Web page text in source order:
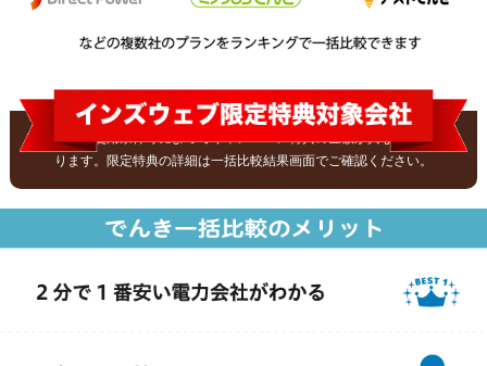
※電気のご使用条件等によってキャンペーン特典の金額が異なる会社があ
ります。限定特典の詳細は一括比較結果画面でご確認ください。